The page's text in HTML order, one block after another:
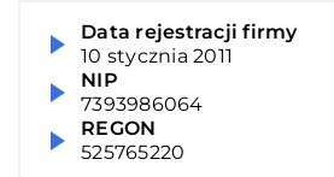
Data rejestracji firmy
10 stycznia 2011
NIP
7393986064
REGON
525765220